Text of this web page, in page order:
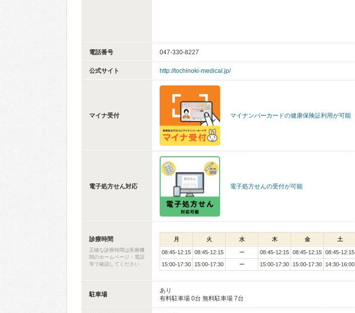
電話番号 047-330-8227
公式サイト http://tochinoki-medical.jp/
マイナ受付 マイナンバーカードの健康保険証利用が可能
電子処方せん対応 電子処方せんの受付が可能
診療時間
正確な診療時間は医療機
関のホームページ・電話
等で確認してください
月 火 水 木 金 土
08:45-12:15 08:45-12:15 ー 08:45-12:15 08:45-12:15 08:45-12:15
15:00-17:30
15:00-17:30 ー 15:00-17:30 15:00-17:30 14:30-16:00
駐車場
あり
有料駐車場 0台 無料駐車場 7台